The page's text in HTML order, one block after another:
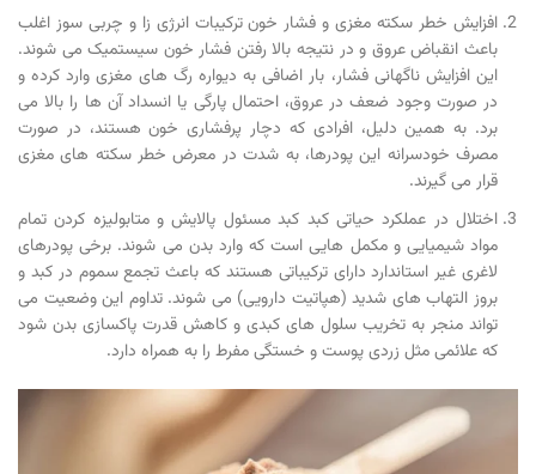
افزایش خطر سکته مغزی و فشار خون ترکیبات انرژی زا و چربی سوز اغلب
باعث انقباض عروق و در نتیجه بالا رفتن فشار خون سیستمیک می شوند.
این افزایش ناگهانی فشار، بار اضافی به دیواره رگ های مغزی وارد کرده و
در صورت وجود ضعف در عروق، احتمال پارگی یا انسداد آن ها را بالا می
برد. به همین دلیل، افرادی که دچار پرفشاری خون هستند، در صورت
مصرف خودسرانه این پودرها، به شدت در معرض خطر سکته های مغزی
قرار می گیرند.
اختلال در عملکرد حیاتی کبد کبد مسئول پالایش و متابولیزه کردن تمام
مواد شیمیایی و مکمل هایی است که وارد بدن می شوند. برخی پودرهای
لاغری غیر استاندارد دارای ترکیباتی هستند که باعث تجمع سموم در کبد و
بروز التهاب های شدید (هپاتیت دارویی) می شوند. تداوم این وضعیت می
تواند منجر به تخریب سلول های کبدی و کاهش قدرت پاکسازی بدن شود
که علائمی مثل زردی پوست و خستگی مفرط را به همراه دارد.